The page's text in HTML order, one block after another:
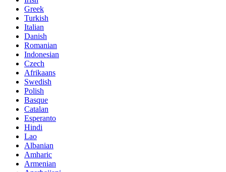
Greek
Turkish
Italian
Danish
Romanian
Indonesian
Czech
Afrikaans
Swedish
Polish
Basque
Catalan
Esperanto
Hindi
Lao
Albanian
Amharic
Armenian